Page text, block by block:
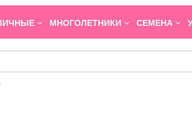
МНОГОЛЕТНИКИ СЕМЕНА